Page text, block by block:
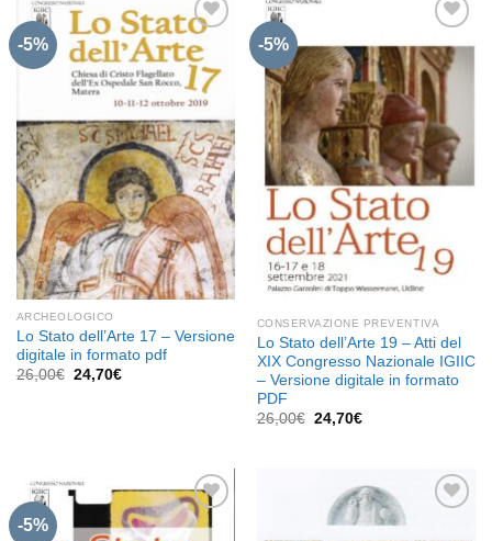
-5%
Aggiungi
alla lista
desideri
ARCHEOLOGICO
Lo Stato dell’Arte 17 – Versione
digitale in formato pdf
26,00€ Il
24,70€Il
-5%
Aggiungi
alla lista
dei
desideri
CONSERVAZIONE PREVENTIVA
Lo Stato dell’Arte 19 – Atti del
XIX Congresso Nazionale IGIIC
– Versione digitale in formato
PDF
26,00€ Il
24,70€Il
-5%